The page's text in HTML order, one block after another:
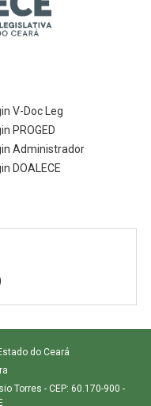
V-Doc Leg
PROGED
Administrador
DOALECE
do Ceará
Torres - CEP: 60.170-900 -